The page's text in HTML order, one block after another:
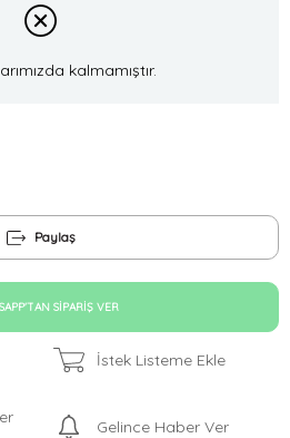
kalmamıştır.
Paylaş
SIPARIŞ VER
İstek Listeme Ekle
Gelince Haber Ver